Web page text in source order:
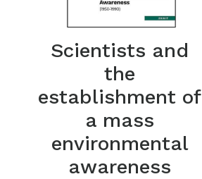
Scientists and
the
establishment of
a mass
environmental
awareness